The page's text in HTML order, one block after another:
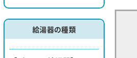
給湯器の種類